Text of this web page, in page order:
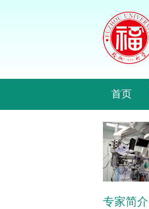
首页
专家简介